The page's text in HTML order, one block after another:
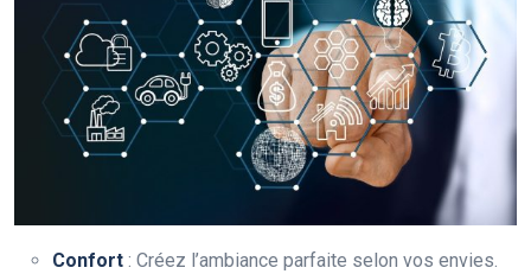
Confort : Créez l’ambiance parfaite selon vos envies.